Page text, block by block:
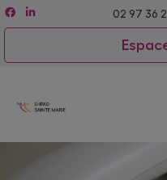
02 97 36